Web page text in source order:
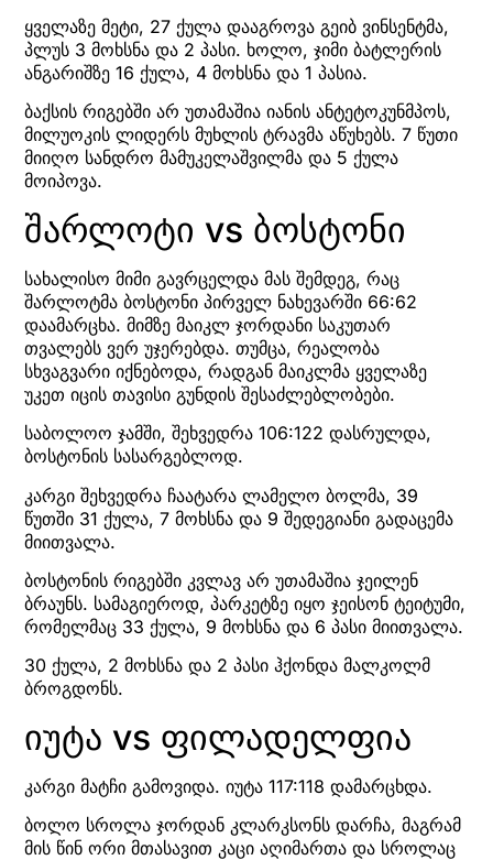
ყველაზე მეტი, 27 ქულა დააგროვა გეიბ ვინსენტმა,
პლუს 3 მოხსნა და 2 პასი. ხოლო, ჯიმი ბატლერის
ანგარიშზე 16 ქულა, 4 მოხსნა და 1 პასია.
ბაქსის რიგებში არ უთამაშია იანის ანტეტოკუნმპოს,
მილუოკის ლიდერს მუხლის ტრავმა აწუხებს. 7 წუთი
მიიღო სანდრო მამუკელაშვილმა და 5 ქულა
მოიპოვა.
შარლოტი vs ბოსტონი
სახალისო მიმი გავრცელდა მას შემდეგ, რაც
შარლოტმა ბოსტონი პირველ ნახევარში 66:62
დაამარცხა. მიმზე მაიკლ ჯორდანი საკუთარ
თვალებს ვერ უჯერებდა. თუმცა, რეალობა
სხვაგვარი იქნებოდა, რადგან მაიკლმა ყველაზე
უკეთ იცის თავისი გუნდის შესაძლებლობები.
საბოლოო ჯამში, შეხვედრა 106:122 დასრულდა,
ბოსტონის სასარგებლოდ.
კარგი შეხვედრა ჩაატარა ლამელო ბოლმა, 39
წუთში 31 ქულა, 7 მოხსნა და 9 შედეგიანი გადაცემა
მიითვალა.
ბოსტონის რიგებში კვლავ არ უთამაშია ჯეილენ
ბრაუნს. სამაგიეროდ, პარკეტზე იყო ჯეისონ ტეიტუმი,
რომელმაც 33 ქულა, 9 მოხსნა და 6 პასი მიითვალა.
30 ქულა, 2 მოხსნა და 2 პასი ჰქონდა მალკოლმ
ბროგდონს.
იუტა vs ფილადელფია
კარგი მატჩი გამოვიდა. იუტა 117:118 დამარცხდა.
ბოლო სროლა ჯორდან კლარკსონს დარჩა, მაგრამ
მის წინ ორი მთასავით კაცი აღიმართა და სროლაც